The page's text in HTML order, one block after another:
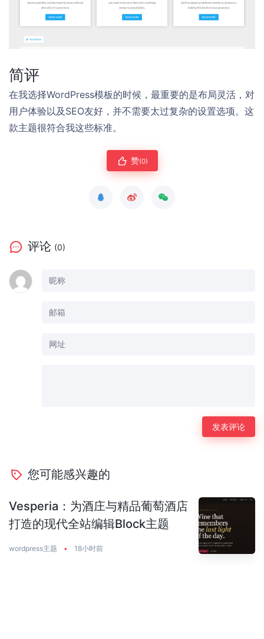
简评
在我选择WordPress模板的时候，最重要的是布局灵活，对
用户体验以及SEO友好，并不需要太过复杂的设置选项。这
款主题很符合我这些标准。
赞(0)
评论 (0)
您可能感兴趣的
Vesperia：为酒庄与精品葡萄酒店
打造的现代全站编辑Block主题
wordpress主题 • 18小时前